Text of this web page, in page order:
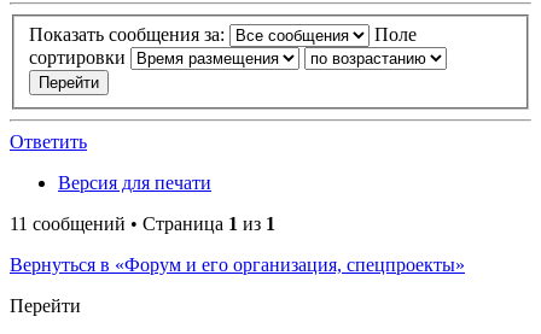
Показать сообщения за:
Поле
сортировки
Ответить
Версия для печати
11 сообщений • Страница 1 из 1
Вернуться в «Форум и его организация, спецпроекты»
Перейти